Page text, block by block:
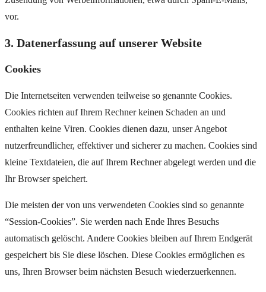
vor.
3. Datenerfassung auf unserer Website
Cookies
Die Internetseiten verwenden teilweise so genannte Cookies.
Cookies richten auf Ihrem Rechner keinen Schaden an und
enthalten keine Viren. Cookies dienen dazu, unser Angebot
nutzerfreundlicher, effektiver und sicherer zu machen. Cookies sind
kleine Textdateien, die auf Ihrem Rechner abgelegt werden und die
Ihr Browser speichert.
Die meisten der von uns verwendeten Cookies sind so genannte
“Session-Cookies”. Sie werden nach Ende Ihres Besuchs
automatisch gelöscht. Andere Cookies bleiben auf Ihrem Endgerät
gespeichert bis Sie diese löschen. Diese Cookies ermöglichen es
uns, Ihren Browser beim nächsten Besuch wiederzuerkennen.